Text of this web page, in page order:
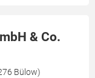
& Co.
Bülow)